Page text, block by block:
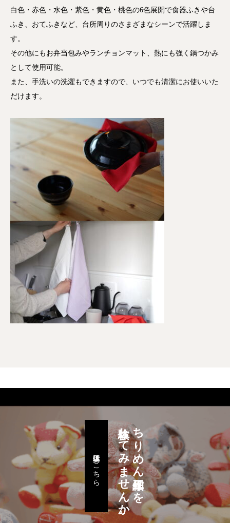
白色・赤色・水色・紫色・黄色・桃色の6色展開で食器ふきや台
ふき、おてふきなど、台所周りのさまざまなシーンで活躍しま
す。
その他にもお弁当包みやランチョンマット、熱にも強く鍋つかみ
として使用可能。
また、手洗いの洗濯もできますので、いつでも清潔にお使いいた
だけます。
ちりめん細工作りを
体験してみませんか。
体験工房はこちら